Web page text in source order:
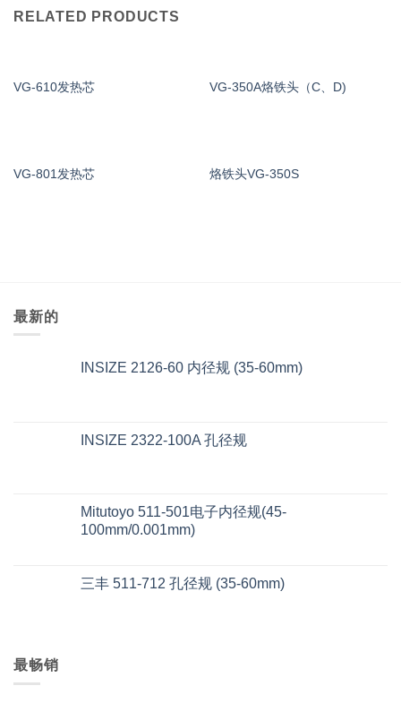
RELATED PRODUCTS
VG-610发热芯 VG-350A烙铁头（C、D)
VG-801发热芯 烙铁头VG-350S
最新的
INSIZE 2126-60 内径规 (35-60mm)
INSIZE 2322-100A 孔径规
Mitutoyo 511-501电子内径规(45-
100mm/0.001mm)
三丰 511-712 孔径规 (35-60mm)
最畅销